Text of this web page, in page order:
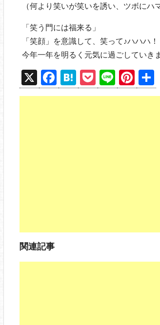
（何より笑いが笑いを誘い、ツボにハ
「笑う門には福来る」
「笑顔」を意識して、笑って♪ハハハ！
今年一年を明るく元気に過ごしていき
X
F
a
H
at
P
o
Li
n
Pi
nt
関連記事